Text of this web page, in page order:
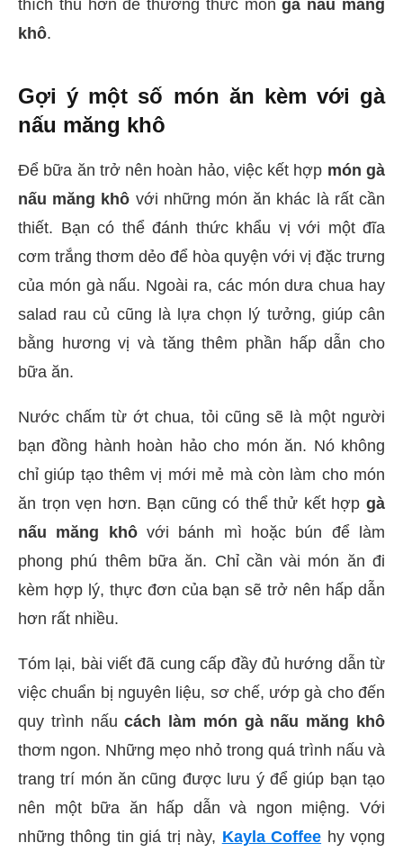
thích thú hơn để thưởng thức móngà nấu măng
khô.
Gợi ý một số món ăn kèm với gà
nấu măng khô
Để bữa ăn trở nên hoàn hảo, việc kết hợp món gà
nấu măng khô với những món ăn khác là rất cần
thiết. Bạn có thể đánh thức khẩu vị với một đĩa
cơm trắng thơm dẻo để hòa quyện với vị đặc trưng
của món gà nấu. Ngoài ra, các món dưa chua hay
salad rau củ cũng là lựa chọn lý tưởng, giúp cân
bằng hương vị và tăng thêm phần hấp dẫn cho
bữa ăn.
Nước chấm từ ớt chua, tỏi cũng sẽ là một người
bạn đồng hành hoàn hảo cho món ăn. Nó không
chỉ giúp tạo thêm vị mới mẻ mà còn làm cho món
ăn trọn vẹn hơn. Bạn cũng có thể thử kết hợp gà
nấu măng khôvới bánh mì hoặc bún để làm
phong phú thêm bữa ăn. Chỉ cần vài món ăn đi
kèm hợp lý, thực đơn của bạn sẽ trở nên hấp dẫn
hơn rất nhiều.
Tóm lại, bài viết đã cung cấp đầy đủ hướng dẫn từ
việc chuẩn bị nguyên liệu, sơ chế, ướp gà cho đến
quy trình nấucách làm món gà nấu măng khô
thơm ngon. Những mẹo nhỏ trong quá trình nấu và
trang trí món ăn cũng được lưu ý để giúp bạn tạo
nên một bữa ăn hấp dẫn và ngon miệng. Với
những thông tin giá trị này, Kayla Coffee hy vọng